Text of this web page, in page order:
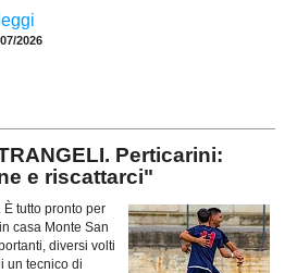
leggi
2026
Perticarini:
e riscattarci"
È tutto pronto per
casa Monte San
diversi volti
un tecnico di